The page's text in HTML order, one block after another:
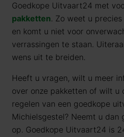
Goedkope Uitvaart24 met
pakketten. Zo weet u
en komt u niet voor
verrassingen te staan.
wens uit te breiden.
Heeft u vragen, wilt u meer
over onze pakketten of wilt u
regelen van een goedkope
Michielsgestel? Neemt u dan
op. Goedkope Uitvaart24 is